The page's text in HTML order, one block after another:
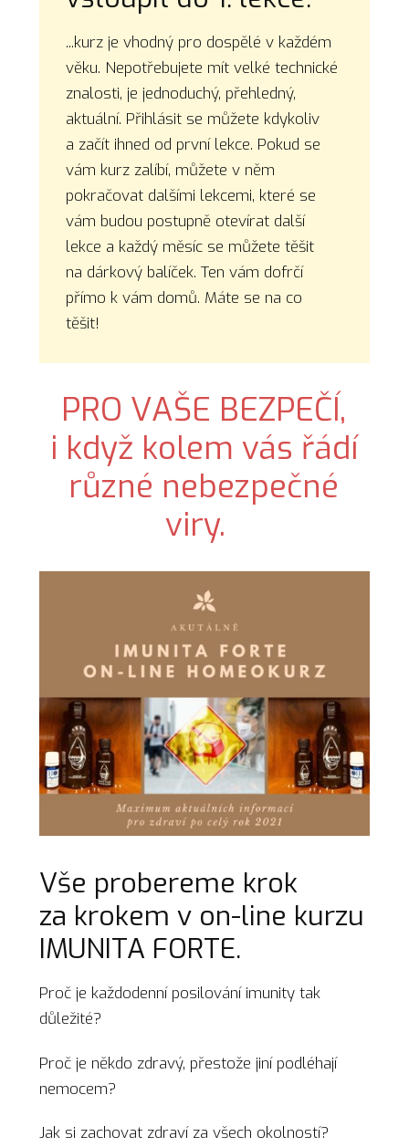
...kurz je vhodný pro dospělé v každém
věku. Nepotřebujete mít velké technické
znalosti, je jednoduchý, přehledný,
aktuální. Přihlásit se můžete kdykoliv
a začít ihned od první lekce. Pokud se
vám kurz zalíbí, můžete v něm
pokračovat dalšími lekcemi, které se
vám budou postupně otevírat další
lekce a každý měsíc se můžete těšit
na dárkový balíček. Ten vám dofrčí
přímo k vám domů. Máte se na co
těšit!
PRO VAŠE BEZPEČÍ,
i když kolem vás řádí
různé nebezpečné
viry.
Vše probereme krok
za krokem v on-line kurzu
IMUNITA FORTE.
Proč je každodenní posilování imunity tak
důležité?
Proč je někdo zdravý, přestože jiní podléhají
nemocem?
Jak si zachovat zdraví za všech okolností?